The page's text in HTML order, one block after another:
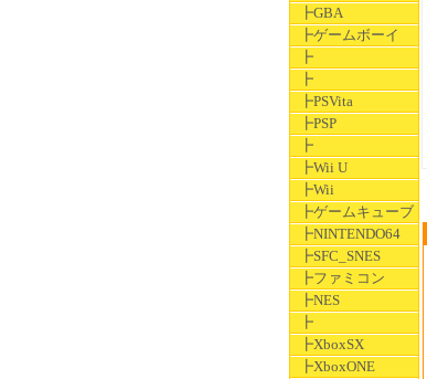
┣GBA
┣ゲームボーイ
┣
┣
┣PSVita
┣PSP
┣
┣Wii U
┣Wii
┣ゲームキューブ
┣NINTENDO64
┣SFC_SNES
┣ファミコン
┣NES
┣
┣XboxSX
┣XboxONE